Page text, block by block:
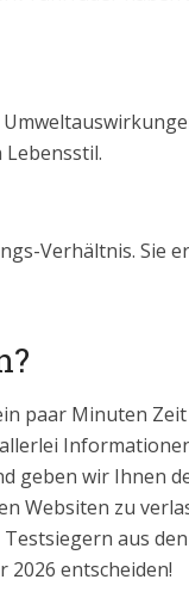
Verhältnis. Sie
paar Minuten
geben wir Ihnen
Websiten zu
aus
entscheiden!